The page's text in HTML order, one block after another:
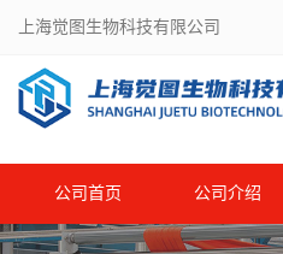
上海觉图生物科技有限公司
公司首页 公司介绍